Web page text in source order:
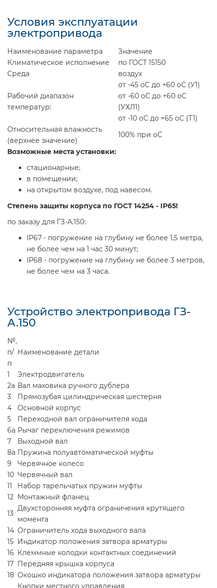
Условия эксплуатации
электропривода
Наименование параметра
Значение
Климатическое исполнение
по ГОСТ 15150
Среда
воздух
Рабочий диапазон
температур:
от -45 oС до +60 oС (У1)
от -60 oС до +60 oС
(УХЛ1)
от -10 oС до +65 oС (T1)
Относительная влажность
(верхнее значение)
100% при oС
Возможные места установки:
стационарные;
в помещении;
на открытом воздухе, под навесом.
Степень защиты корпуса по ГОСТ 14254 - IP65!
по заказу для ГЗ-А.150:
IP67 - погружение на глубину не более 1,5 метра,
не более чем на 1 час 30 минут;
IP68 - погружение на глубину не более 3 метров,
не более чем на 3 часа.
Устройство электропривода ГЗ-
А.150
№,
п/
п
Наименование детали
1
Электродвигатель
2а Вал маховика ручного дублера
3
Прямозубая цилиндрическая шестерня
4
Основной корпус
5
Переходной вал ограничителя хода
6а Рычаг переключения режимов
7
Выходной вал
8а Пружина полуавтоматической муфты
9
Червячное колесо
10 Червячный вал
11
Набор тарельчатых пружин муфты
12 Монтажный фланец
13
Двухсторонняя муфта ограничения крутящего
момента
14 Ограничитель хода выходного вала
15 Индикатор положения затвора арматуры
16 Клеммные колодки контактных соединений
17 Передняя крышка корпуса
18 Окошко индикатора положения затвора арматуры
Кнопки местного управления